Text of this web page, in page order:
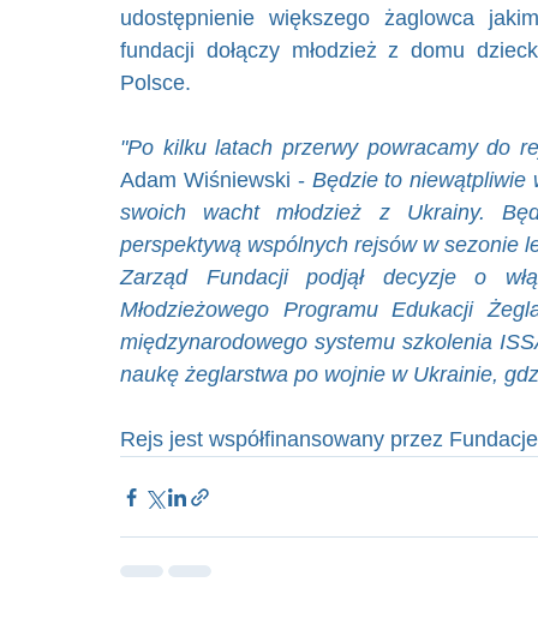
udostępnienie większego żaglowca
fundacji dołączy młodzież z domu
Polsce.
"Po kilku latach przerwy powracamy do
Adam Wiśniewski - Będzie to niewątpliwie
swoich wacht młodzież z Ukrainy.
perspektywą wspólnych rejsów w sezonie
Zarząd Fundacji podjął decyzje o
Młodzieżowego Programu Edukacji
międzynarodowego systemu szkolenia
naukę żeglarstwa po wojnie w Ukrainie,
Rejs jest współfinansowany przez